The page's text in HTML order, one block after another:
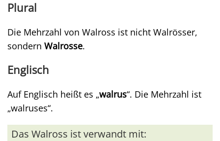
Plural
Die Mehrzahl von Walross ist nicht Walrösser,
sondern Walrosse.
Englisch
Auf Englisch heißt es „walrus“. Die Mehrzahl ist
„walruses“.
Das Walross ist verwandt mit: